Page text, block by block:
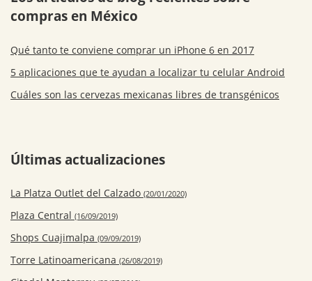
compras en México
Qué tanto te conviene comprar un iPhone 6 en 2017
5 aplicaciones que te ayudan a localizar tu celular Android
Cuáles son las cervezas mexicanas libres de transgénicos
Últimas actualizaciones
La Platza Outlet del Calzado (20/01/2020)
Plaza Central (16/09/2019)
Shops Cuajimalpa (09/09/2019)
Torre Latinoamericana (26/08/2019)